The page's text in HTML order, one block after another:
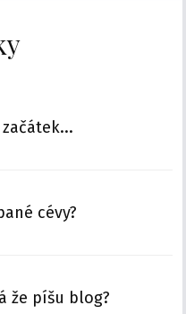
cévy?
že píšu blog?